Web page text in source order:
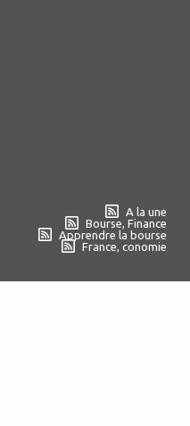
A la une
Bourse, Finance
Apprendre la bourse
France, conomie